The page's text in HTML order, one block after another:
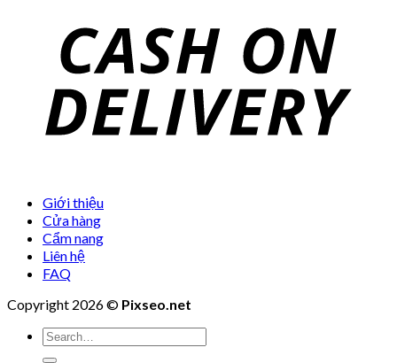
Giới thiệu
Cửa hàng
Cẩm nang
Liên hệ
FAQ
Copyright 2026 © Pixseo.net
Search
for: